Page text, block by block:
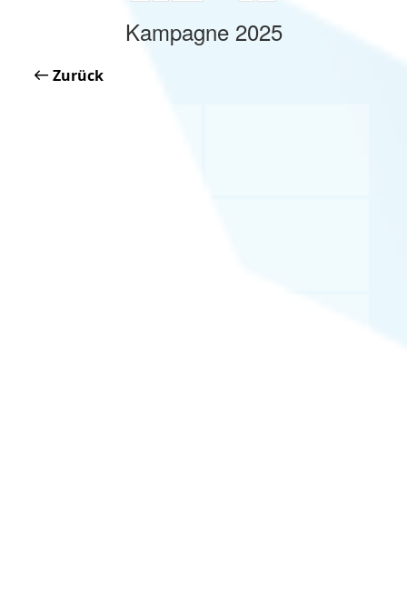
Kampagne 2025
Zurück